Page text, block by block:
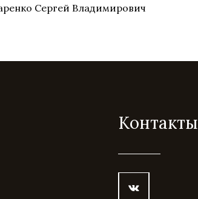
Сергей Владимирович
Контакты